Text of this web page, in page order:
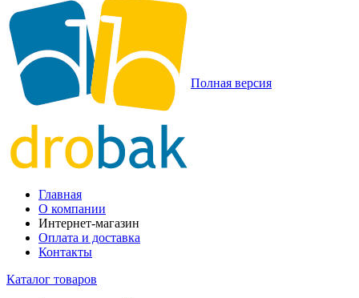
Полная версия
Главная
О компании
Интернет-магазин
Оплата и доставка
Контакты
Каталог товаров